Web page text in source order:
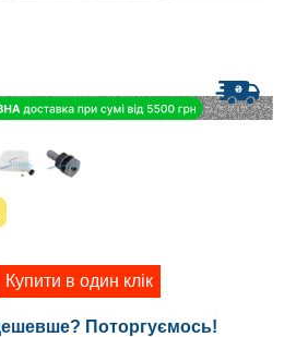
Купити в один клік
Поторгуємось!